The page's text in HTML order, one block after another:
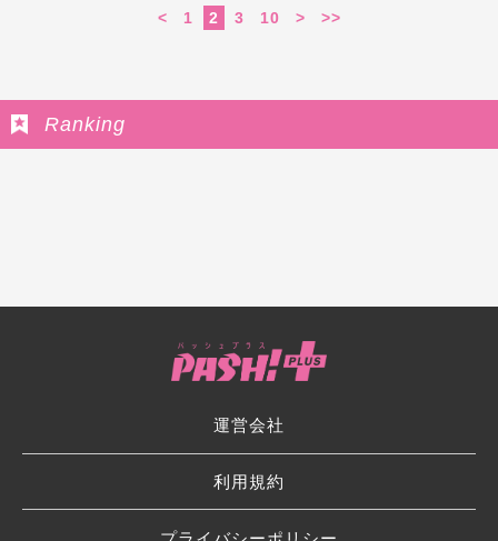
< 1 2 3 10 > >>
Ranking
運営会社
利用規約